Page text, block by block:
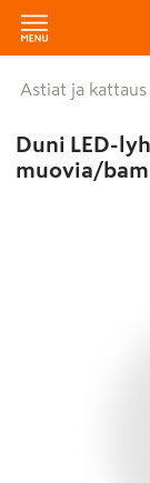
Astiat ja kattaus
Duni LED-
muovia/